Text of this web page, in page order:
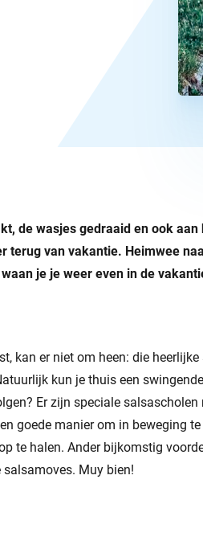
de wasjes gedraaid en ook
terug van vakantie. Heimwee
je je weer even in de
kan er niet om heen: die
kun je thuis een
Er zijn speciale
goede manier om in beweging
te halen. Ander bijkomstig
Muy bien!